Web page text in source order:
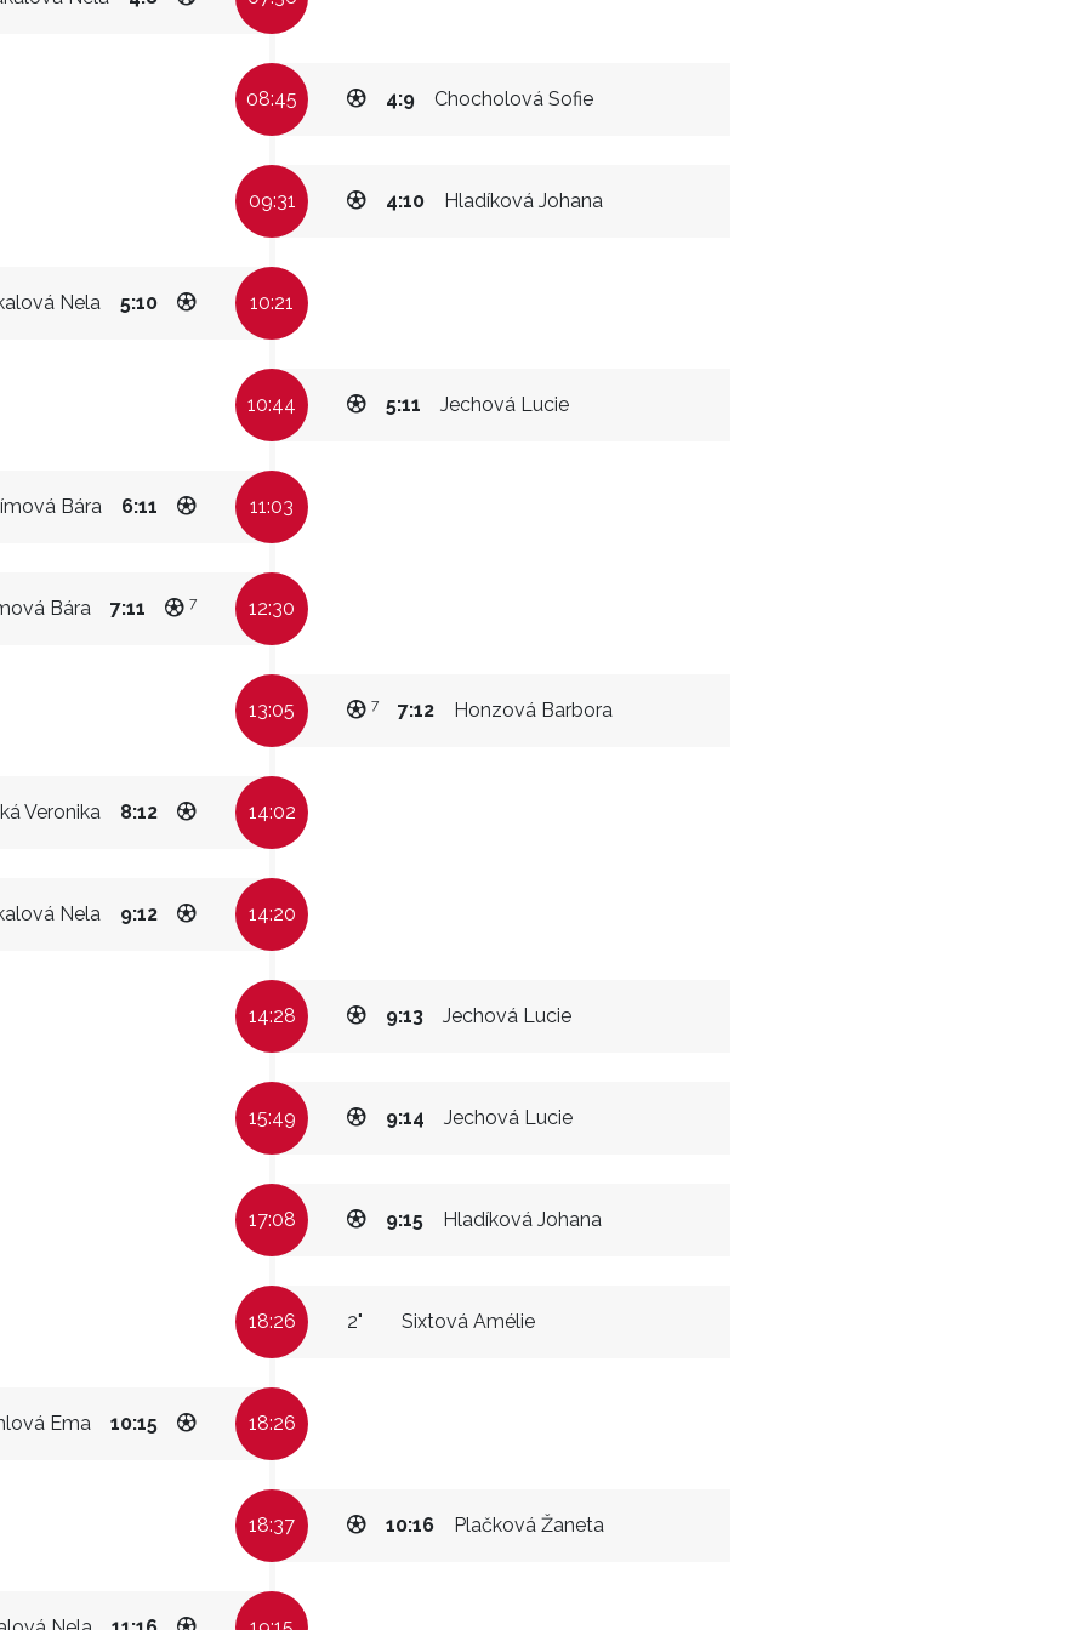
08:45 Chocholová Sofie
4:9
09:31 Hladíková Johana
4:10
Nela 5:10 10:21
10:44 Jechová Lucie
5:11
Bára 6:11 11:03
Bára 7:11 7 12:30
13:05 Honzová Barbora
7:12
7
Veronika 8:12 14:02
Nela 9:12 14:20
14:28 Jechová Lucie
9:13
15:49 Jechová Lucie
9:14
17:08 Hladíková Johana
9:15
18:26 Sixtová Amélie
2"
Ema 10:15 18:26
18:37 Plačková Žaneta
10:16